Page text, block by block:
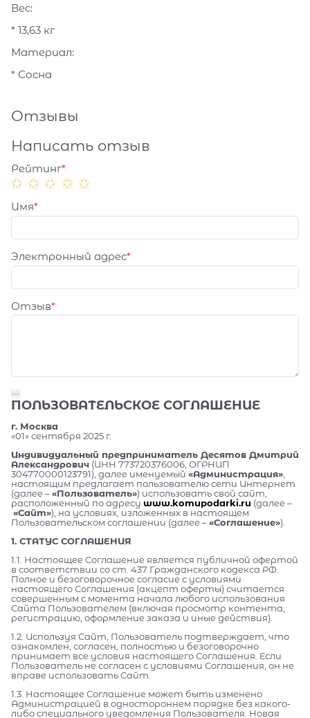
Вес:
* 13,63 кг
Материал:
* Сосна
Отзывы
Написать отзыв
Рейтинг
Имя
Электронный адрес
Отзыв
ПОЛЬЗОВАТЕЛЬСКОЕ СОГЛАШЕНИЕ
г. Москва
«01» сентября 2025 г.
Индивидуальный предприниматель Десятов Дмитрий
Александрович (ИНН 773720376006, ОГРНИП
304770000123791), далее именуемый «Администрация»,
настоящим предлагает пользователю сети Интернет
(далее –«Пользователь») использовать свой сайт,
расположенный по адресу www.komupodarki.ru (далее –
«Сайт»), на условиях, изложенных в настоящем
Пользовательском соглашении (далее –«Соглашение»).
1. СТАТУС СОГЛАШЕНИЯ
1.1. Настоящее Соглашение является публичной офертой
в соответствии со ст. 437 Гражданского кодекса РФ.
Полное и безоговорочное согласие с условиями
настоящего Соглашения (акцепт оферты) считается
совершенным с момента начала любого использования
Сайта Пользователем (включая просмотр контента,
регистрацию, оформление заказа и иные действия).
1.2. Используя Сайт, Пользователь подтверждает, что
ознакомлен, согласен, полностью и безоговорочно
принимает все условия настоящего Соглашения. Если
Пользователь не согласен с условиями Соглашения, он не
вправе использовать Сайт.
1.3. Настоящее Соглашение может быть изменено
Администрацией в одностороннем порядке без какого-
либо специального уведомления Пользователя. Новая